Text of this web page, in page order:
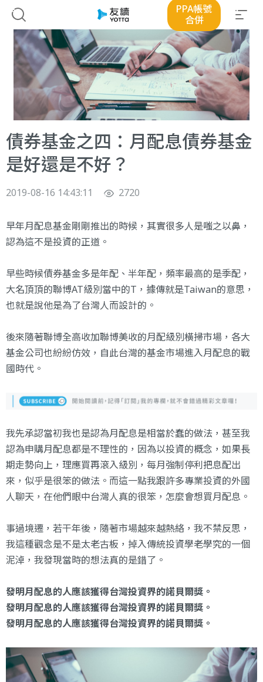
PPA帳號
合併
債券基金之四：月配息債券基金
是好還是不好？
2019-08-16 14:43:11 2720
早年月配息基金剛剛推出的時候，其實很多人是嗤之以鼻，
認為這不是投資的正道。
早些時候債券基金多是年配、半年配，頻率最高的是季配，
大名頂頂的聯博AT級別當中的T，據傳就是Taiwan的意思，
也就是說他是為了台灣人而設計的。
後來隨著聯博全高收加聯博美收的月配級別橫掃市場，各大
基金公司也紛紛仿效，自此台灣的基金市場進入月配息的戰
國時代。
我先承認當初我也是認為月配息是相當於蠢的做法，甚至我
認為申購月配息都是不理性的，因為以投資的概念，如果長
期走勢向上，理應買再滾入級別，每月強制停利把息配出
來，似乎是很笨的做法。而這一點我跟許多專業投資的外國
人聊天，在他們眼中台灣人真的很笨，怎麼會想買月配息。
事過境遷，若干年後，隨著市場越來越熱絡，我不禁反思，
我這種觀念是不是太老古板，掉入傳統投資學老學究的一個
泥淖，我發現當時的想法真的是錯了。
發明月配息的人應該獲得台灣投資界的諾貝爾獎。
發明月配息的人應該獲得台灣投資界的諾貝爾獎。
發明月配息的人應該獲得台灣投資界的諾貝爾獎。